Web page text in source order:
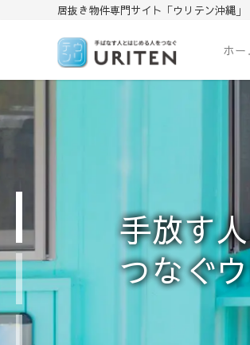
居抜き物件専門サイト「ウリテン沖縄」
居抜き物件専門サイト
手放す人と始める人をつなぐウリテン
ホー
手放す
つなぐ
次のス
ウリテ